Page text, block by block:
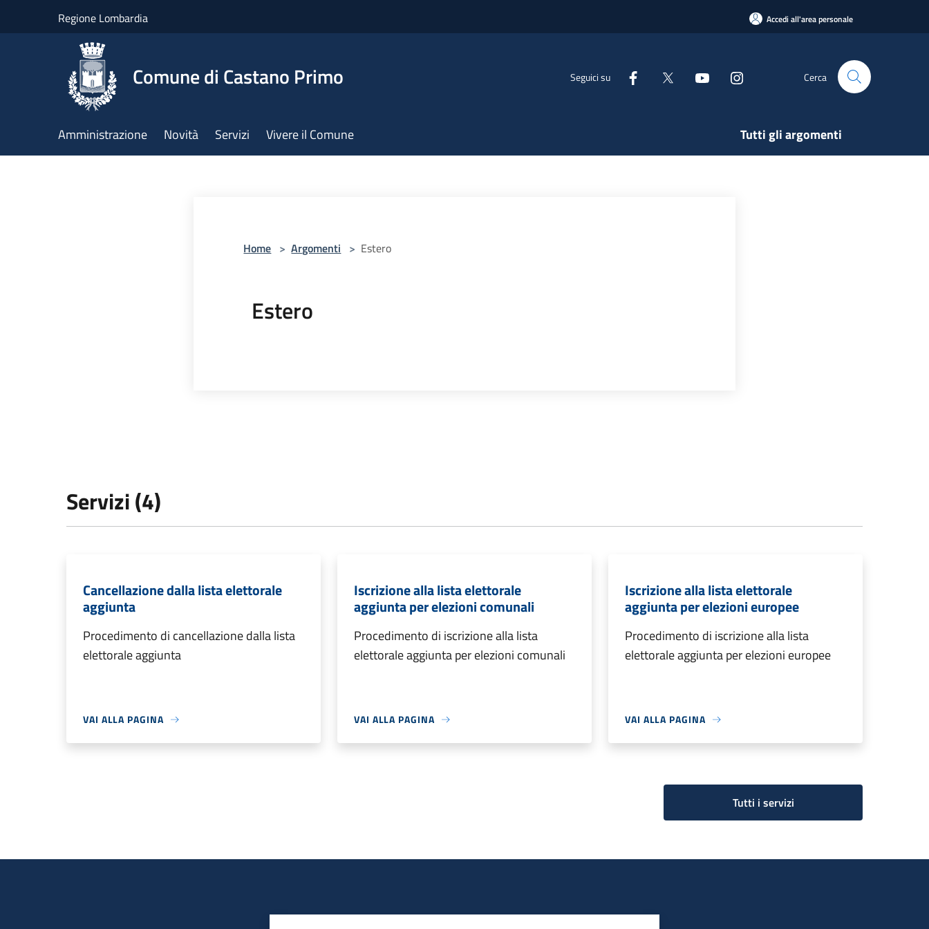
Regione Lombardia Accedi all'area personale
Comune di Castano Primo Seguici su Cerca
Amministrazione Novità Servizi Vivere il Comune Tutti gli argomenti
Home > Argomenti > Estero
Estero
Servizi (4)
Cancellazione dalla lista elettorale
aggiunta
Procedimento di cancellazione dalla lista
elettorale aggiunta
VAI ALLA PAGINA
Iscrizione alla lista elettorale
aggiunta per elezioni comunali
Procedimento di iscrizione alla lista
elettorale aggiunta per elezioni comunali
VAI ALLA PAGINA
Iscrizione alla lista elettorale
aggiunta per elezioni europee
Procedimento di iscrizione alla lista
elettorale aggiunta per elezioni europee
VAI ALLA PAGINA
Tutti i servizi